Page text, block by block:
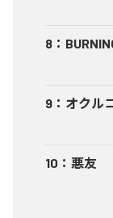
8 ：
9 ： オクル
10 ： 悪友